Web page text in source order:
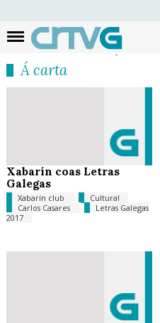
Á carta
Xabarín coas Letras
Galegas
Xabarín club
Cultural
Carlos Casares
Letras Galegas
2017